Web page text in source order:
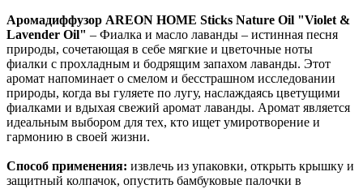
Аромадиффузор AREON HOME Sticks Nature Oil "Violet &
Lavender Oil" – Фиалка и масло лаванды – истинная песня
природы, сочетающая в себе мягкие и цветочные ноты
фиалки с прохладным и бодрящим запахом лаванды. Этот
аромат напоминает о смелом и бесстрашном исследовании
природы, когда вы гуляете по лугу, наслаждаясь цветущими
фиалками и вдыхая свежий аромат лаванды. Аромат является
идеальным выбором для тех, кто ищет умиротворение и
гармонию в своей жизни.
Способ применения: извлечь из упаковки, открыть крышку и
защитный колпачок, опустить бамбуковые палочки в